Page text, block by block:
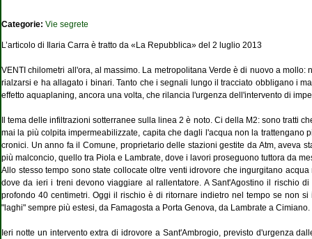
Categorie: Vie segrete
L’articolo di Ilaria Carra è tratto da «La Repubblica» del 2 luglio 2013
VENTI chilometri all'ora, al massimo. La metropolitana Verde è di nuovo a
rialzarsi e ha allagato i binari. Tanto che i segnali lungo il tracciato obbligano i
effetto aquaplaning, ancora una volta, che rilancia l'urgenza dell'intervento di
Il tema delle infiltrazioni sotterranee sulla linea 2 è noto. Ci della M2: sono tratti
mai la più colpita impermeabilizzate, capita che dagli l'acqua non la
cronici. Un anno fa il Comune, proprietario delle stazioni gestite da Atm, aveva
più malconcio, quello tra Piola e Lambrate, dove i lavori proseguono tuttora da
Allo stesso tempo sono state collocate oltre venti idrovore che ingurgitano
dove da ieri i treni devono viaggiare al rallentatore. A Sant'Agostino il rischio
profondo 40 centimetri. Oggi il rischio è di ritornare indietro nel tempo se non
"laghi" sempre più estesi, da Famagosta a Porta Genova, da Lambrate a Cimiano.
Ieri notte un intervento extra di idrovore a Sant'Ambrogio, previsto d'urgenza